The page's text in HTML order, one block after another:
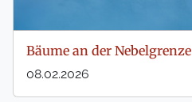
Bäume an der Nebelgrenze
08.02.2026